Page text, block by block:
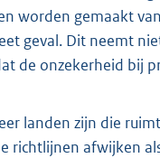
worden gemaakt
geval. Dit neemt
de onzekerheid bij
landen zijn die
richtlijnen afwijken